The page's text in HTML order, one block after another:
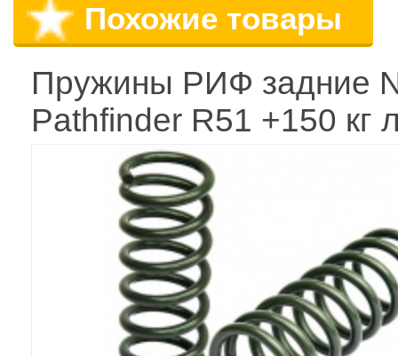
Похожие товары
Пружины РИФ задние
Pathfinder R51 +150 кг